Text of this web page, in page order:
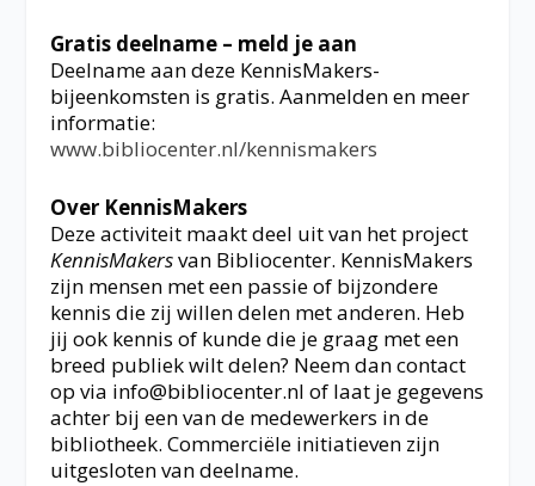
Gratis deelname – meld je aan
Deelname aan deze KennisMakers-
bijeenkomsten is gratis. Aanmelden en meer
informatie:
www.bibliocenter.nl/kennismakers
Over KennisMakers
Deze activiteit maakt deel uit van het project
KennisMakersvan Bibliocenter. KennisMakers
zijn mensen met een passie of bijzondere
kennis die zij willen delen met anderen. Heb
jij ook kennis of kunde die je graag met een
breed publiek wilt delen? Neem dan contact
op via info@bibliocenter.nl of laat je gegevens
achter bij een van de medewerkers in de
bibliotheek. Commerciële initiatieven zijn
uitgesloten van deelname.